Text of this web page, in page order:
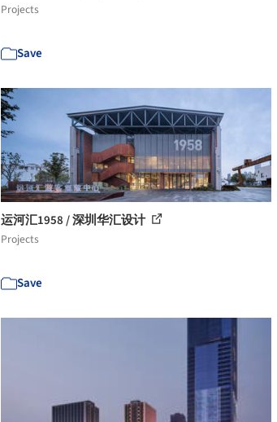
Projects
Save
运河汇1958 / 深圳华汇设计
Projects
Save